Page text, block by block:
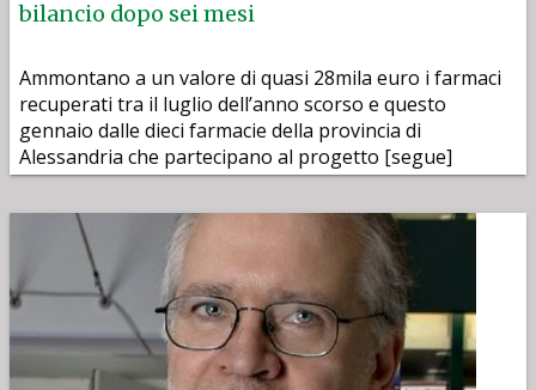
bilancio dopo sei mesi
Ammontano a un valore di quasi 28mila euro i farmaci
recuperati tra il luglio dell’anno scorso e questo
gennaio dalle dieci farmacie della provincia di
Alessandria che partecipano al progetto [segue]